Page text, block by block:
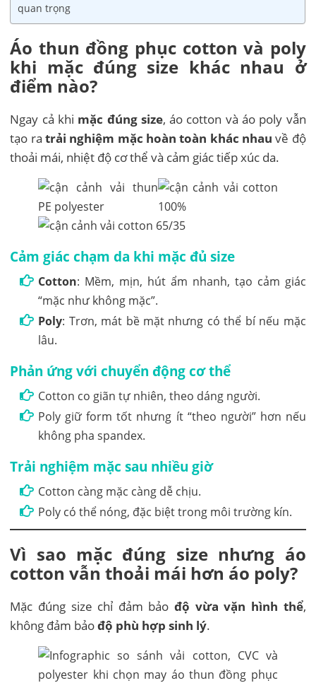
quan trọng
Áo thun đồng phục cotton và poly
khi mặc đúng size khác nhau ở
điểm nào?
Ngay cả khi mặc đúng size, áo cotton và áo poly vẫn
tạo ra trải nghiệm mặc hoàn toàn khác nhau về độ
thoải mái, nhiệt độ cơ thể và cảm giác tiếp xúc da.
Cảm giác chạm da khi mặc đủ size
Cotton: Mềm, mịn, hút ẩm nhanh, tạo cảm giác
“mặc như không mặc”.
Poly: Trơn, mát bề mặt nhưng có thể bí nếu mặc
lâu.
Phản ứng với chuyển động cơ thể
Cotton co giãn tự nhiên, theo dáng người.
Poly giữ form tốt nhưng ít “theo người” hơn nếu
không pha spandex.
Trải nghiệm mặc sau nhiều giờ
Cotton càng mặc càng dễ chịu.
Poly có thể nóng, đặc biệt trong môi trường kín.
Vì sao mặc đúng size nhưng áo
cotton vẫn thoải mái hơn áo poly?
Mặc đúng size chỉ đảm bảođộ vừa vặn hình thể,
không đảm bảođộ phù hợp sinh lý.